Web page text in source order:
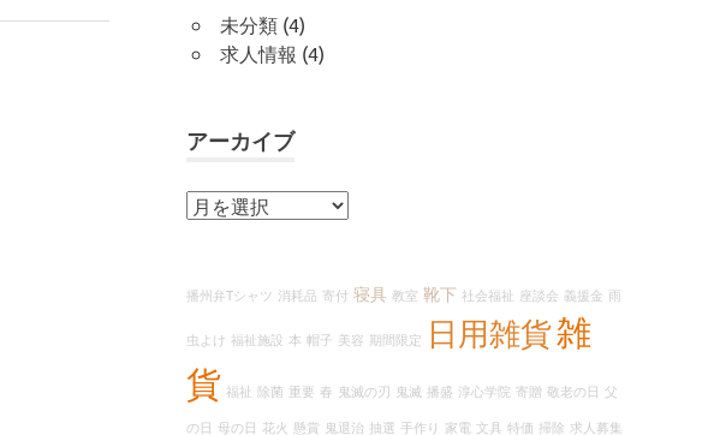
未分類 (4)
求人情報 (4)
アーカイブ
ア
イ
播州弁Tシャツ 消耗品 寄付 寝具 教室 靴下 社会福祉 座談会 義援金 雨
虫よけ 福祉施設 本 帽子 美容 期間限定 日用雑貨雑
貨 福祉 除菌 重要 春 鬼滅の刃 鬼滅 播盛 淳心学院 寄贈 敬老の日 父
の日 母の日 花火 懸賞 鬼退治 抽選 手作り 家電 文具 特価 掃除 求人募集